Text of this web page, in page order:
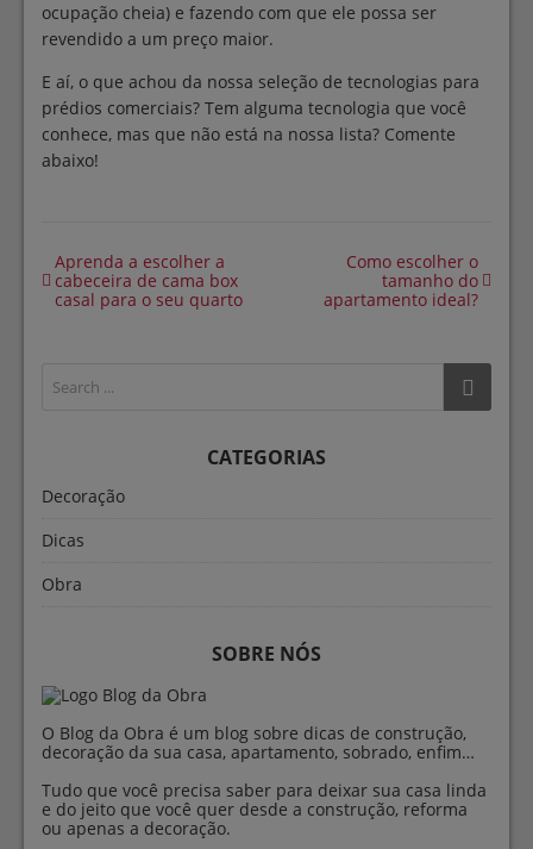
ocupação cheia) e fazendo com que ele possa ser
revendido a um preço maior.
E aí, o que achou da nossa seleção de tecnologias para
prédios comerciais? Tem alguma tecnologia que você
conhece, mas que não está na nossa lista? Comente
abaixo!
Aprenda a escolher a
cabeceira de cama box
casal para o seu quarto
Como escolher o
tamanho do
apartamento ideal?
CATEGORIAS
Decoração
Dicas
Obra
SOBRE NÓS
O Blog da Obra é um blog sobre dicas de construção,
decoração da sua casa, apartamento, sobrado, enfim…
Tudo que você precisa saber para deixar sua casa linda
e do jeito que você quer desde a construção, reforma
ou apenas a decoração.